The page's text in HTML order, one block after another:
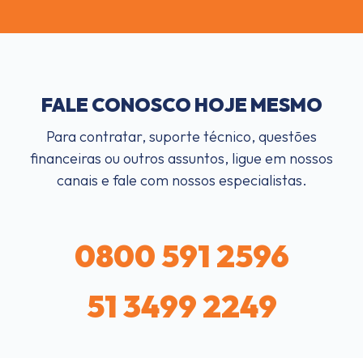
FALE CONOSCO HOJE MESMO
Para contratar, suporte técnico, questões
financeiras ou outros assuntos, ligue em nossos
canais e fale com nossos especialistas.
0800 591 2596
51 3499 2249